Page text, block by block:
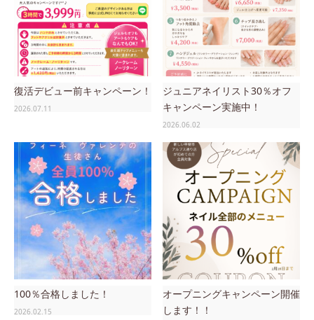
復活デビュー前キャンペーン！
2026.07.11
ジュニアネイリスト30％オフ
キャンペーン実施中！
2026.06.02
100％合格しました！
2026.02.15
オープニングキャンペーン開催
します！！